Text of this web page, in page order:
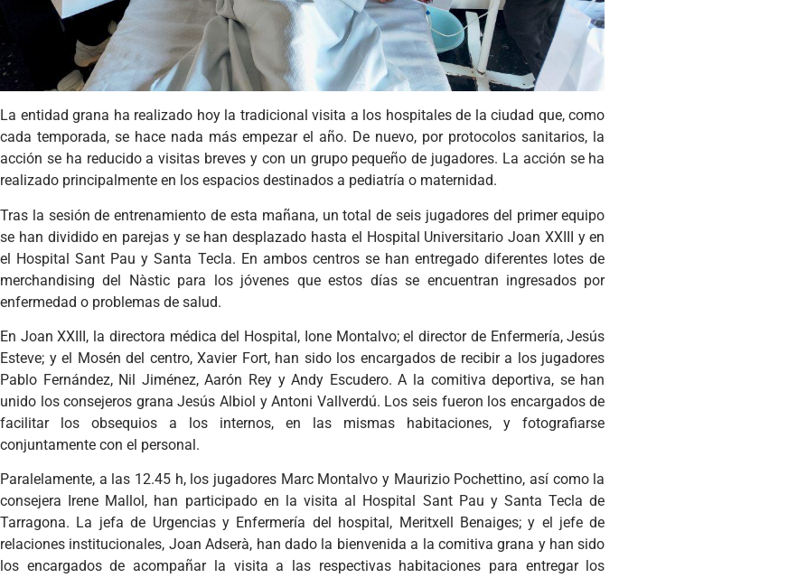
La entidad grana ha realizado hoy la tradicional visita a los hospitales de la ciudad que, como
cada temporada, se hace nada más empezar el año. De nuevo, por protocolos sanitarios, la
acción se ha reducido a visitas breves y con un grupo pequeño de jugadores. La acción se ha
realizado principalmente en los espacios destinados a pediatría o maternidad.
Tras la sesión de entrenamiento de esta mañana, un total de seis jugadores del primer equipo
se han dividido en parejas y se han desplazado hasta el Hospital Universitario Joan XXIII y en
el Hospital Sant Pau y Santa Tecla. En ambos centros se han entregado diferentes lotes de
merchandising del Nàstic para los jóvenes que estos días se encuentran ingresados por
enfermedad o problemas de salud.
En Joan XXIII, la directora médica del Hospital, Ione Montalvo; el director de Enfermería, Jesús
Esteve; y el Mosén del centro, Xavier Fort, han sido los encargados de recibir a los jugadores
Pablo Fernández, Nil Jiménez, Aarón Rey y Andy Escudero. A la comitiva deportiva, se han
unido los consejeros grana Jesús Albiol y Antoni Vallverdú. Los seis fueron los encargados de
facilitar los obsequios a los internos, en las mismas habitaciones, y fotografiarse
conjuntamente con el personal.
Paralelamente, a las 12.45 h, los jugadores Marc Montalvo y Maurizio Pochettino, así como la
consejera Irene Mallol, han participado en la visita al Hospital Sant Pau y Santa Tecla de
Tarragona. La jefa de Urgencias y Enfermería del hospital, Meritxell Benaiges; y el jefe de
relaciones institucionales, Joan Adserà, han dado la bienvenida a la comitiva grana y han sido
los encargados de acompañar la visita a las respectivas habitaciones para entregar los